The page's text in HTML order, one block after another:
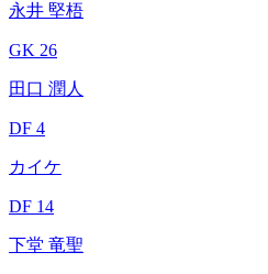
永井 堅梧
GK 26
田口 潤人
DF 4
カイケ
DF 14
下堂 竜聖